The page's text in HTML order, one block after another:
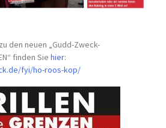
den neuen „Gudd-Zweck-
finden Siehier:
fyi/ho-roos-kop/